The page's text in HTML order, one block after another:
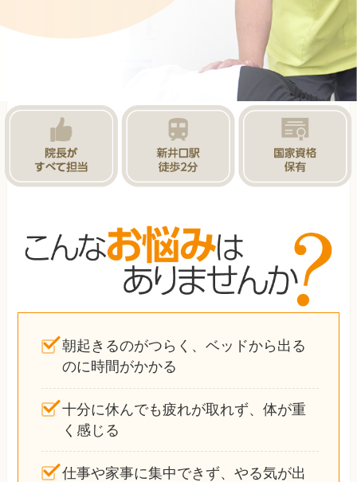
朝起きるのがつらく、ベッドから出る
のに時間がかかる
十分に休んでも疲れが取れず、体が重
く感じる
仕事や家事に集中できず、やる気が出